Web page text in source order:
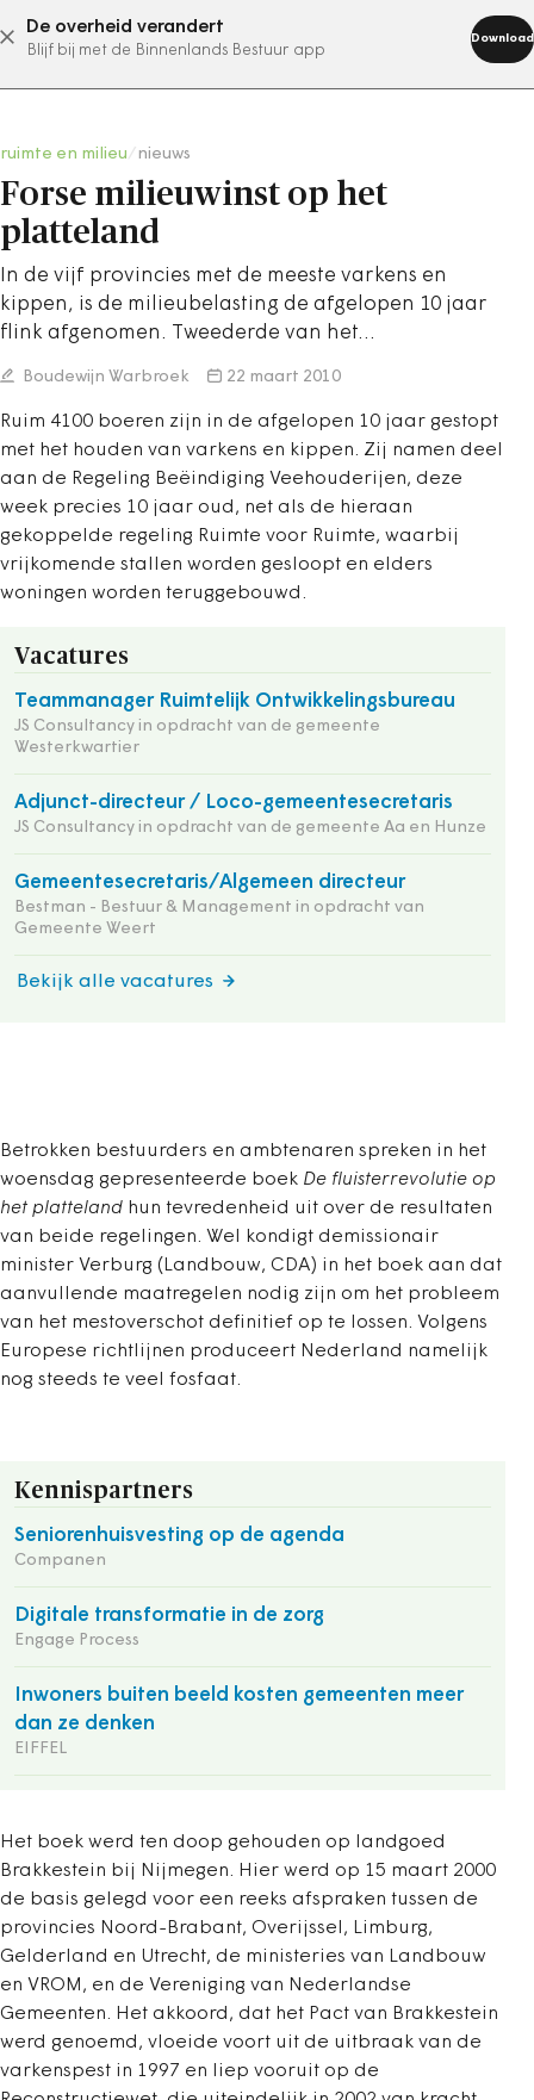
De overheid verandert
Blijf bij met de Binnenlands Bestuur app
Download
abonneer nu
ruimte en milieu nieuws
Forse milieuwinst op het
platteland
In de vijf provincies met de meeste varkens en
kippen, is de milieubelasting de afgelopen 10 jaar
flink afgenomen. Tweederde van het…
Boudewijn Warbroek 22 maart 2010
Ruim 4100 boeren zijn in de afgelopen 10 jaar gestopt
met het houden van varkens en kippen. Zij namen deel
aan de Regeling Beëindiging Veehouderijen, deze
week precies 10 jaar oud, net als de hieraan
gekoppelde regeling Ruimte voor Ruimte, waarbij
vrijkomende stallen worden gesloopt en elders
woningen worden teruggebouwd.
Vacatures
Teammanager Ruimtelijk Ontwikkelingsbureau
JS Consultancy in opdracht van de gemeente
Westerkwartier
Adjunct-directeur / Loco-gemeentesecretaris
JS Consultancy in opdracht van de gemeente Aa en Hunze
Gemeentesecretaris/Algemeen directeur
Bestman - Bestuur & Management in opdracht van
Gemeente Weert
Bekijk alle vacatures
Betrokken bestuurders en ambtenaren spreken in het
woensdag gepresenteerde boek De fluisterrevolutie op
het platteland hun tevredenheid uit over de resultaten
van beide regelingen. Wel kondigt demissionair
minister Verburg (Landbouw, CDA) in het boek aan dat
aanvullende maatregelen nodig zijn om het probleem
van het mestoverschot definitief op te lossen. Volgens
Europese richtlijnen produceert Nederland namelijk
nog steeds te veel fosfaat.
Kennispartners
Seniorenhuisvesting op de agenda
Companen
Digitale transformatie in de zorg
Engage Process
Inwoners buiten beeld kosten gemeenten meer
dan ze denken
EIFFEL
Het boek werd ten doop gehouden op landgoed
Brakkestein bij Nijmegen. Hier werd op 15 maart 2000
de basis gelegd voor een reeks afspraken tussen de
provincies Noord-Brabant, Overijssel, Limburg,
Gelderland en Utrecht, de ministeries van Landbouw
en VROM, en de Vereniging van Nederlandse
Gemeenten. Het akkoord, dat het Pact van Brakkestein
werd genoemd, vloeide voort uit de uitbraak van de
varkenspest in 1997 en liep vooruit op de